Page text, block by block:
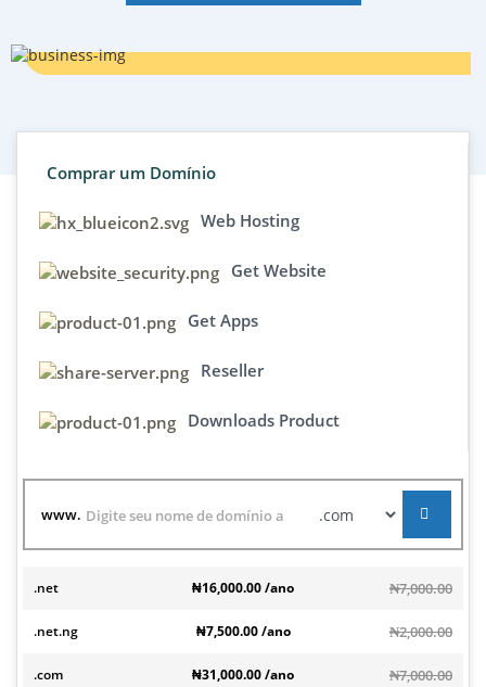
Comprar um Domínio
Web Hosting
Get Website
Get Apps
Reseller
Downloads Product
www.
.net ₦16,000.00 /ano ₦7,000.00
.net.ng ₦7,500.00 /ano ₦2,000.00
.com ₦31,000.00 /ano ₦7,000.00